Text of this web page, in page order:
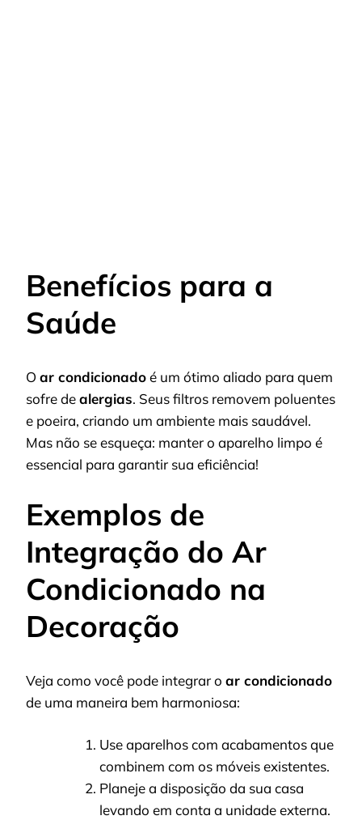
Benefícios para a
Saúde
O ar condicionadoé um ótimo aliado para quem
sofre dealergias. Seus filtros removem poluentes
e poeira, criando um ambiente mais saudável.
Mas não se esqueça: manter o aparelho limpo é
essencial para garantir sua eficiência!
Exemplos de
Integração do Ar
Condicionado na
Decoração
Veja como você pode integrar o ar condicionado
de uma maneira bem harmoniosa:
Use aparelhos com acabamentos que
combinem com os móveis existentes.
Planeje a disposição da sua casa
levando em conta a unidade externa.